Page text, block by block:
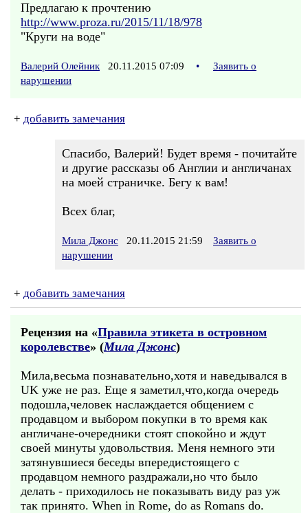
Предлагаю к прочтению
http://www.proza.ru/2015/11/18/978
"Круги на воде"
Валерий Олейник 20.11.2015 07:09 •
Заявить о
нарушении
+ добавить замечания
Спасибо, Валерий! Будет время - почитайте
и другие рассказы об Англии и англичанах
на моей страничке. Бегу к вам!
Всех благ,
Мила Джонс 20.11.2015 21:59
Заявить о
нарушении
+ добавить замечания
Рецензия на «Правила этикета в островном
королевстве» (Мила Джонс)
Мила,весьма познавательно,хотя и наведывался в
UK уже не раз. Еще я заметил,что,когда очередь
подошла,человек наслаждается общением с
продавцом и выбором покупки в то время как
англичане-очередники стоят спокойно и ждут
своей минуты удовольствия. Меня немного эти
затянувшиеся беседы впередистоящего с
продавцом немного раздражали,но что было
делать - приходилось не показывать виду раз уж
так принято. When in Rome, do as Romans do.